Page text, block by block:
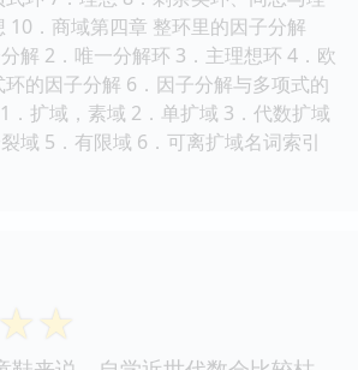
10．商域第四章 整环里的因子分解
解 2．唯一分解环 3．主理想环 4．欧
的因子分解 6．因子分解与多项式的
．扩域，素域 2．单扩域 3．代数扩域
域 5．有限域 6．可离扩域名词索引
☆☆